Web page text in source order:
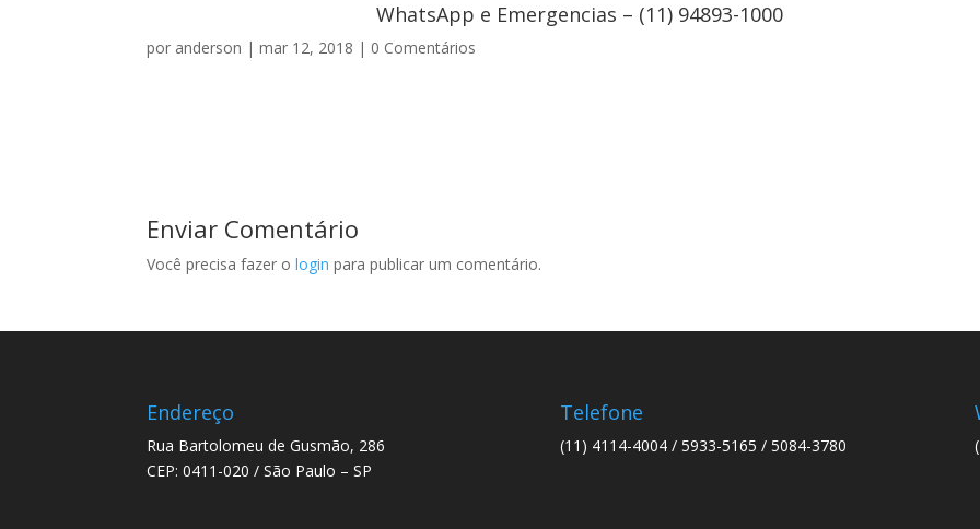
WhatsApp e Emergencias – (11) 94893-1000
por anderson |mar 12, 2018 | 0 Comentários
Enviar Comentário
Você precisa fazer ologin para publicar um comentário.
Endereço
Rua Bartolomeu de Gusmão, 286
CEP: 0411-020 / São Paulo – SP
Telefone
(11) 4114-4004 / 5933-5165 / 5084-3780